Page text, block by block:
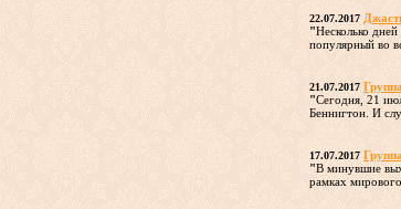
22.07.2017
"Несколько
популярный во
21.07.2017
"Сегодня, 21
Беннигтон. И
17.07.2017
"В минувшие
рамках